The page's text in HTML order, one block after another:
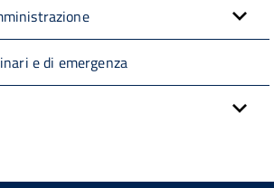
e di emergenza